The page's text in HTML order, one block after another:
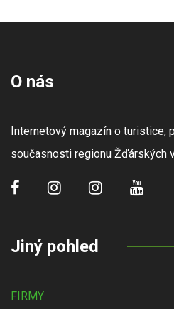
O nás
Internetový magazín o turistice,
současnosti regionu Žďárských
Jiný pohled
FIRMY